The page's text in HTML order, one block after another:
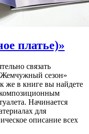
платье)»
связать
Жемчужный сезон»
же в книге вы найдете
Начинается
для
описание всех